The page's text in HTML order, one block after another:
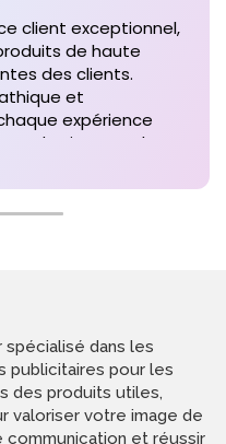
client exceptionnel,
de haute
des clients.
et
expérience
vivement leurs
future de produits
dans les
publicitaires pour les
des produits utiles,
valoriser votre image de
communication et réussir